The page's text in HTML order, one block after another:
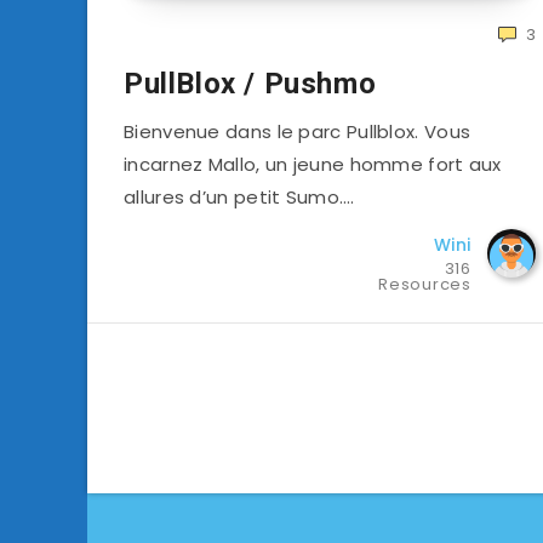
3
PullBlox / Pushmo
Bienvenue dans le parc Pullblox. Vous
incarnez Mallo, un jeune homme fort aux
allures d’un petit Sumo….
Wini
316
Resources